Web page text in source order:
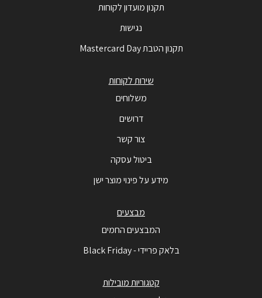
תקנון מועדון לקוחות
נגישות
תקנון הטבת Mastercard Day
שירות לקוחות
משלוחים
דרושים
צור קשר
ביטול עסקה
מידע על פינוי מוצר ישן
מבצעים
המבצעים החמים
בלאק פריידי - Black Friday
קטגוריות מובילות